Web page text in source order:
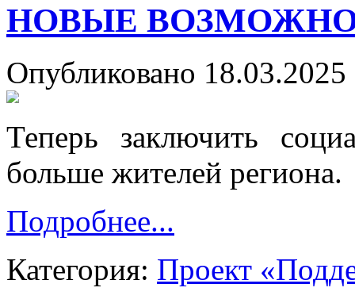
НОВЫЕ
Опубликовано
Теперь заключить
больше жителей региона.
Подробнее...
Категория: Проект